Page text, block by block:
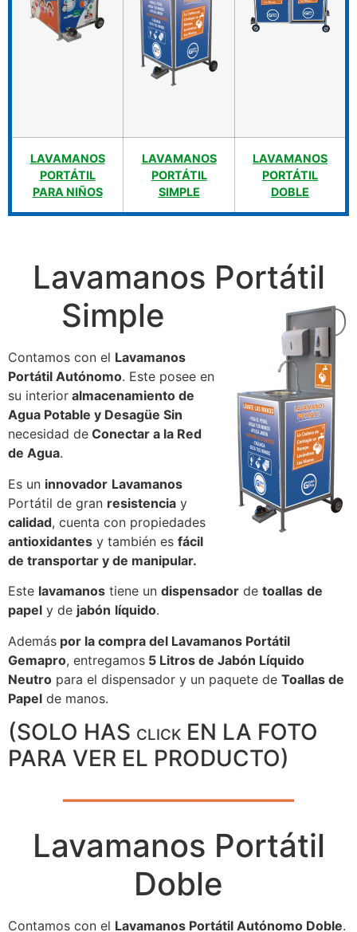
LAVAMANOS
PORTÁTIL
PARA NIÑOS
LAVAMANOS
PORTÁTIL
SIMPLE
LAVAMANOS
PORTÁTIL
DOBLE
Lavamanos Portátil
Simple
Contamos con el Lavamanos
Portátil Autónomo. Este posee en
su interior almacenamiento de
Agua Potable y Desagüe Sin
necesidad de Conectar a la Red
de Agua.
Es un innovador Lavamanos
Portátil de gran resistencia y
calidad, cuenta con propiedades
antioxidantes y también es fácil
de transportar y de manipular.
Este lavamanos tiene un dispensador de toallas de
papel y de jabón líquido.
Además por la compra del Lavamanos Portátil
Gemapro, entregamos 5 Litros de Jabón Líquido
Neutro para el dispensador y un paquete de Toallas de
Papel de manos.
(SOLO HAS CLICK EN LA FOTO
PARA VER EL PRODUCTO)
Lavamanos Portátil
Doble
Contamos con el Lavamanos Portátil Autónomo Doble.